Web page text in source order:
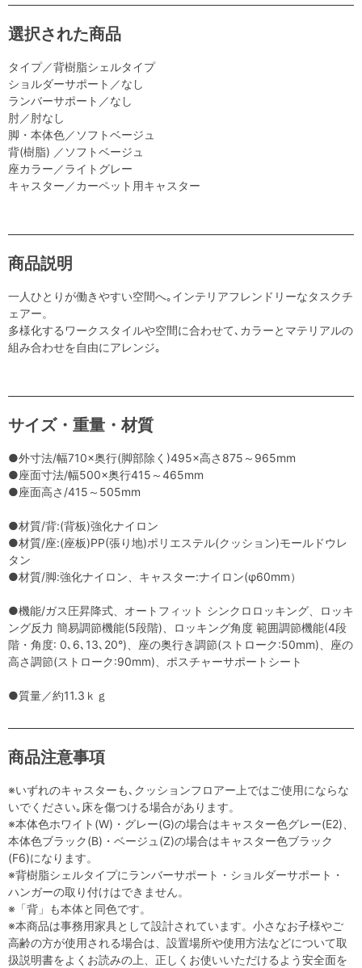
選択された商品
タイプ／背樹脂シェルタイプ
ショルダーサポート／なし
ランバーサポート／なし
肘／肘なし
脚・本体色／ソフトベージュ
背(樹脂) ／ソフトベージュ
座カラー／ライトグレー
キャスター／カーペット用キャスター
商品説明
一人ひとりが働きやすい空間へ｡インテリアフレンドリーなタスクチ
ェアー。
多様化するワークスタイルや空間に合わせて､カラーとマテリアルの
組み合わせを自由にアレンジ｡
サイズ・重量・材質
●外寸法/幅710×奥行(脚部除く)495×高さ875～965mm
●座面寸法/幅500×奥行415～465mm
●座面高さ/415～505mm
●材質/背:(背板)強化ナイロン
●材質/座:(座板)PP(張り地)ポリエステル(クッション)モールドウレ
タン
●材質/脚:強化ナイロン、キャスター:ナイロン(φ60mm）
●機能/ガス圧昇降式、オートフィット シンクロロッキング、ロッキ
ング反力 簡易調節機能(5段階)、ロッキング角度 範囲調節機能(4段
階・角度: 0､6､13､20°)、座の奥行き調節(ストローク:50mm)、座の
高さ調節(ストローク:90mm)、ポスチャーサポートシート
●質量／約11.3ｋｇ
商品注意事項
※いずれのキャスターも､クッションフロアー上ではご使用にならな
いでください｡床を傷つける場合があります。
※本体色ホワイト(W)・グレー(G)の場合はキャスター色グレー(E2)、
本体色ブラック(B)・ベージュ(Z)の場合はキャスター色ブラック
(F6)になります。
※背樹脂シェルタイプにランバーサポート・ショルダーサポート・
ハンガーの取り付けはできません。
※「背」も本体と同色です。
※本商品は事務用家具として設計されています。小さなお子様やご
高齢の方が使用される場合は、設置場所や使用方法などについて取
扱説明書をよくお読みの上、正しくお使いいただけるよう安全面を